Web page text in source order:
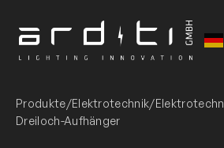
Inhalt
springen
Produkte/Elektrotechnik/
Dreiloch-Aufhänger